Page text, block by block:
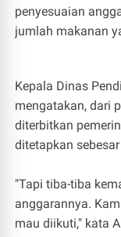
penyesuaian
jumlah makanan
Kepala Dinas
mengatakan, dari
diterbitkan
ditetapkan
"Tapi tiba-tiba
anggarannya.
mau diikuti," kata